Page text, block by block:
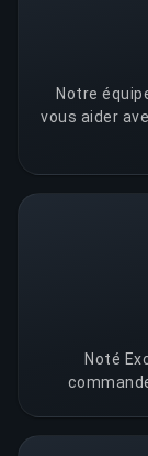
Notre
vous aider
Noté